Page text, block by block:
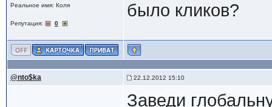
Реальное имя: Коля
Репутация: 0
было кликов?
@nto$ka 22.12.2012 15:10
Заведи